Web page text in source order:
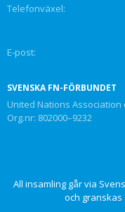
Telefonväxel:
E-post:
SVENSKA FN-FÖRBUNDET
United Nations Association
Org.nr: 802000–9232
All insamling går via
och granskas